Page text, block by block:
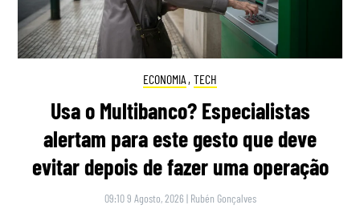
ECONOMIA , TECH
Usa o Multibanco? Especialistas
alertam para este gesto que deve
evitar depois de fazer uma operação
09:10 9 Agosto, 2026 | Rubén Gonçalves